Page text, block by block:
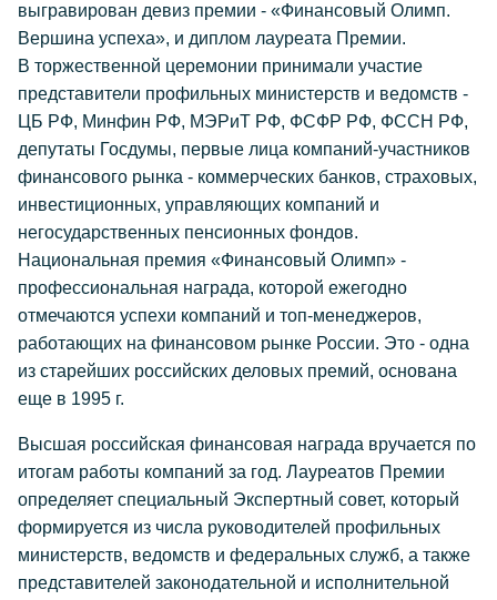
выгравирован девиз премии - «Финансовый Олимп.
Вершина успеха», и диплом лауреата Премии.
В торжественной церемонии принимали участие
представители профильных министерств и ведомств -
ЦБ РФ, Минфин РФ, МЭРиТ РФ, ФСФР РФ, ФССН РФ,
депутаты Госдумы, первые лица компаний-участников
финансового рынка - коммерческих банков, страховых,
инвестиционных, управляющих компаний и
негосударственных пенсионных фондов.
Национальная премия «Финансовый Олимп» -
профессиональная награда, которой ежегодно
отмечаются успехи компаний и топ-менеджеров,
работающих на финансовом рынке России. Это - одна
из старейших российских деловых премий, основана
еще в 1995 г.
Высшая российская финансовая награда вручается по
итогам работы компаний за год. Лауреатов Премии
определяет специальный Экспертный совет, который
формируется из числа руководителей профильных
министерств, ведомств и федеральных служб, а также
представителей законодательной и исполнительной